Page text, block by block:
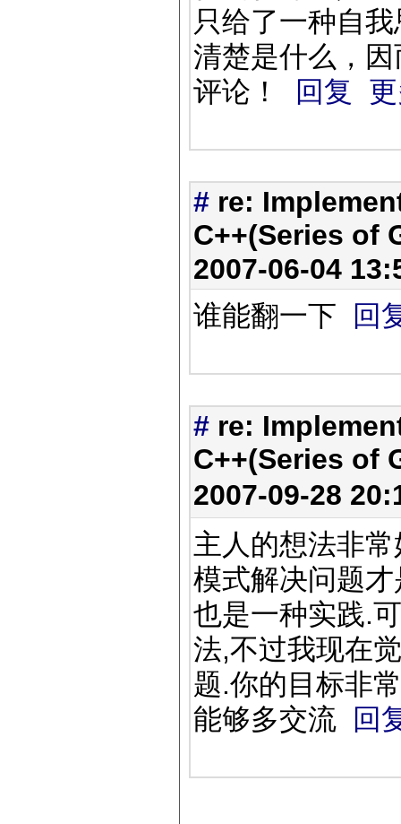
只给了一种自
清楚是什么，
评论！
回复
# re:
C++(Series of
2007-06-04
谁能翻一下
回
# re:
C++(Series of
2007-09-28
主人的想法非
模式解决问题
也是一种实践.
法,不过我现在
题.你的目标非
能够多交流
回